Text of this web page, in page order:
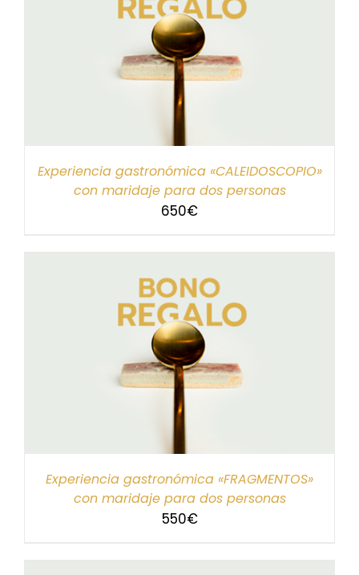
Experiencia gastronómica «CALEIDOSCOPIO»
con maridaje para dos personas
650€
Experiencia gastronómica «FRAGMENTOS»
con maridaje para dos personas
550€